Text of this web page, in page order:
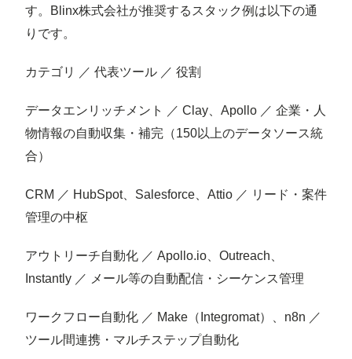
す。Blinx株式会社が推奨するスタック例は以下の通
りです。
カテゴリ ／ 代表ツール ／ 役割
データエンリッチメント ／ Clay、Apollo ／ 企業・人
物情報の自動収集・補完（150以上のデータソース統
合）
CRM ／ HubSpot、Salesforce、Attio ／ リード・案件
管理の中枢
アウトリーチ自動化 ／ Apollo.io、Outreach、
Instantly ／ メール等の自動配信・シーケンス管理
ワークフロー自動化 ／ Make（Integromat）、n8n ／
ツール間連携・マルチステップ自動化